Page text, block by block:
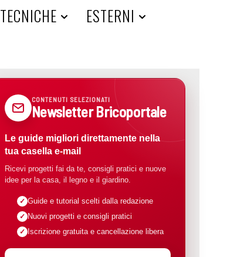
TECNICHE ESTERNI
CONTENUTI SELEZIONATI
Newsletter Bricoportale
Le guide migliori direttamente nella
tua casella e-mail
Ricevi progetti fai da te, consigli pratici e nuove
idee per la casa, il legno e il giardino.
Guide e tutorial scelti dalla redazione
Nuovi progetti e consigli pratici
Iscrizione gratuita e cancellazione libera